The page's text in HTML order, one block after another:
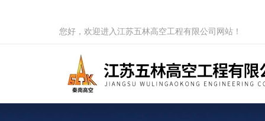
您好，欢迎进入江苏五林高空工程有限公司网站！